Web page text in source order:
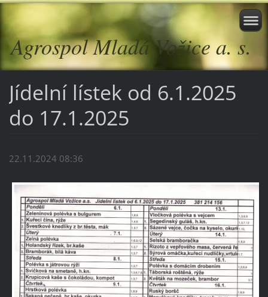
Agrospol Mladá Vožice a. s.
Jídelní lístek od 6.1.2025
do 17.1.2025
22.11.2024 08:36